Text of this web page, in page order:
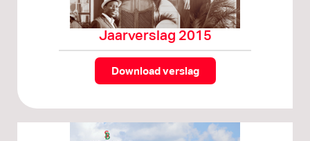
Jaarverslag 2015
Download verslag